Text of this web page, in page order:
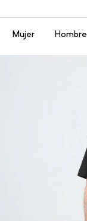
Menú
Mujer Hombre